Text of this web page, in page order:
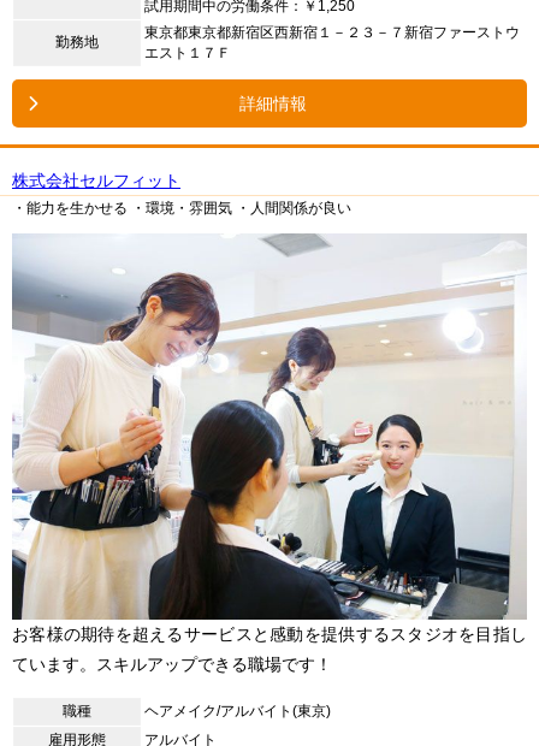
試用期間中の労働条件：￥1,250
勤務地
東京都東京都新宿区西新宿１－２３－７新宿ファーストウ
エスト１７Ｆ
詳細情報
株式会社セルフィット
・能力を生かせる ・環境・雰囲気 ・人間関係が良い
お客様の期待を超えるサービスと感動を提供するスタジオを目指し
ています。スキルアップできる職場です！
職種
ヘアメイク/アルバイト(東京)
雇用形態
アルバイト